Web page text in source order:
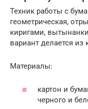
Техник работы с
геометрическая,
киригами,
вариант делается из
Материалы:
картон и
черного и